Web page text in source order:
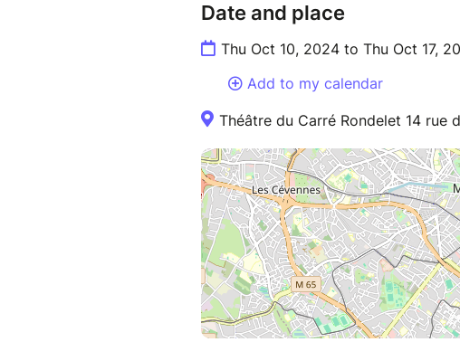
Date and place
Thu Oct 10, 2024 to Thu Oct 17,
Add to my calendar
Théâtre du Carré Rondelet 14